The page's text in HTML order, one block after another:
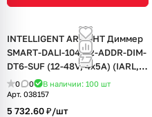
INTELLIGENT ARLIGHT Диммер
SMART-DALI-104-62-ADDR-DIM-
DT6-SUF (12-48V, 4x5A) (IARL,
IP20 Пластик, 5 лет)
0 0 В наличии: 100 шт
Арт. 038157
5 732.60 ₽/шт